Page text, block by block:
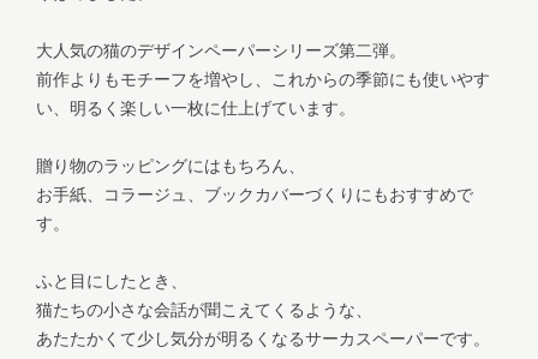
大人気の猫のデザインペーパーシリーズ第二弾。
前作よりもモチーフを増やし、これからの季節にも使いやす
い、明るく楽しい一枚に仕上げています。
贈り物のラッピングにはもちろん、
お手紙、コラージュ、ブックカバーづくりにもおすすめで
す。
ふと目にしたとき、
猫たちの小さな会話が聞こえてくるような、
あたたかくて少し気分が明るくなるサーカスペーパーです。